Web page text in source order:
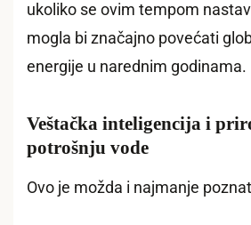
ukoliko se ovim tempom
mogla bi značajno povećati
energije u narednim godinama.
Veštačka inteligencija i
potrošnju vode
Ovo je možda i najmanje